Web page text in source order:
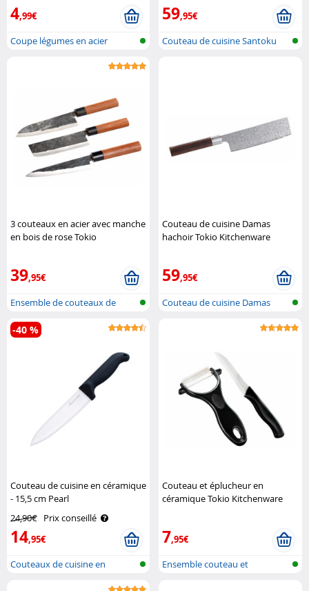
4,99€
Coupe légumes en acier
59,95€
Couteau de cuisine Santoku
3 couteaux en acier avec manche
en bois de rose Tokio
39,95€
Ensemble de couteaux de
cuisine fai..
Couteau de cuisine Damas
hachoir Tokio Kitchenware
59,95€
Couteau de cuisine Damas
Couteau de cuisine en céramique
- 15,5 cm Pearl
24,90€ Prix conseillé
14,95€
-40 %
Couteaux de cuisine en
Couteau et éplucheur en
céramique Tokio Kitchenware
7,95€
Ensemble couteau et